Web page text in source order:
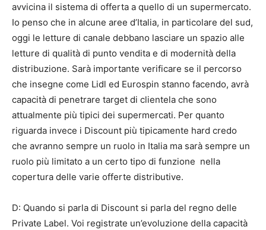
avvicina il sistema di offerta a quello di un supermercato.
Io penso che in alcune aree d’Italia, in particolare del sud,
oggi le letture di canale debbano lasciare un spazio alle
letture di qualità di punto vendita e di modernità della
distribuzione. Sarà importante verificare se il percorso
che insegne come Lidl ed Eurospin stanno facendo, avrà
capacità di penetrare target di clientela che sono
attualmente più tipici dei supermercati. Per quanto
riguarda invece i Discount più tipicamente hard credo
che avranno sempre un ruolo in Italia ma sarà sempre un
ruolo più limitato a un certo tipo di funzione nella
copertura delle varie offerte distributive.
D: Quando si parla di Discount si parla del regno delle
Private Label. Voi registrate un’evoluzione della capacità